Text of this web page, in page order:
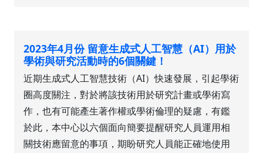
2023年4月份 留意生成式人工智慧（AI）用於
學術與研究活動時的6個關鍵！
近期生成式人工智慧技術（AI）快速發展，引起學術
圈高度關注，對於將該技術用於研究計畫或學術寫
作，也有可能產生著作權或學術倫理的疑慮，有鑑
於此，本中心以六個面向簡要提醒研究人員運用相
關技術應留意的事項，期盼研究人員能正確地使用